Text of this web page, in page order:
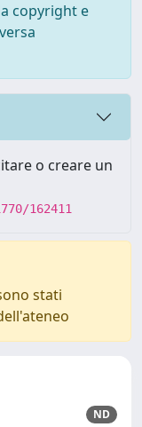
copyright e
o creare un
162411
stati
ND